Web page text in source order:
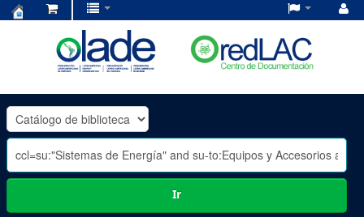
OLADE
-
Ir